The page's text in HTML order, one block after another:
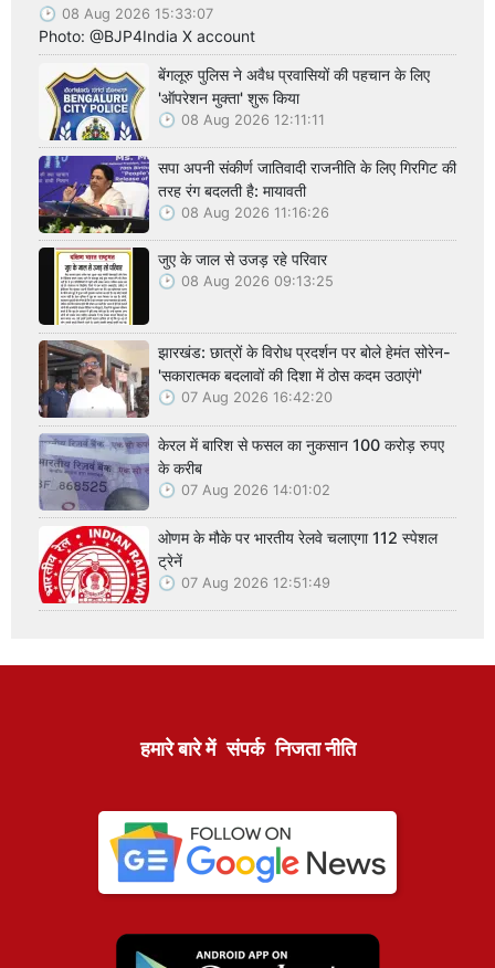
08 Aug 2026 15:33:07
Photo: @BJP4India X account
बेंगलूरु पुलिस ने अवैध प्रवासियों की पहचान के लिए
'ऑपरेशन मुक्ता' शुरू किया
08 Aug 2026 12:11:11
सपा अपनी संकीर्ण जातिवादी राजनीति के लिए गिरगिट की
तरह रंग बदलती है: मायावती
08 Aug 2026 11:16:26
जुए के जाल से उजड़ रहे परिवार
08 Aug 2026 09:13:25
झारखंड: छात्रों के विरोध प्रदर्शन पर बोले हेमंत सोरेन-
'सकारात्मक बदलावों की दिशा में ठोस कदम उठाएंगे'
07 Aug 2026 16:42:20
केरल में बारिश से फसल का नुकसान 100 करोड़ रुपए
के करीब
07 Aug 2026 14:01:02
ओणम के मौके पर भारतीय रेलवे चलाएगा 112 स्पेशल
ट्रेनें
07 Aug 2026 12:51:49
हमारे बारे में संपर्क निजता नीति